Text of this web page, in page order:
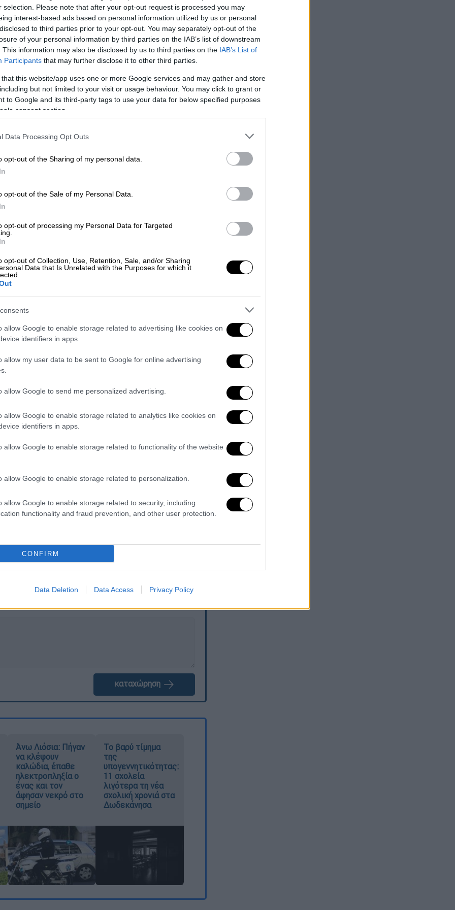
selection. Please note that after your opt-out request is processed you may
interest-based ads based on personal information utilized by us or personal
to third parties prior to your opt-out. You may separately opt-out of the
of your personal information by third parties on the IAB’s list of downstream
This information may also be disclosed by us to third parties on the IAB’s List of
Participants that may further disclose it to other third parties.
that this website/app uses one or more Google services and may gather and store
but not limited to your visit or usage behaviour. You may click to grant or
to Google and its third-party tags to use your data for below specified purposes
consent section.
Data Processing Opt Outs
opt-out of the Sharing of my personal data.
opt-out of the Sale of my Personal Data.
opt-out of processing my Personal Data for Targeted
opt-out of Collection, Use, Retention, Sale, and/or Sharing
Data that Is Unrelated with the Purposes for which it
allow Google to enable storage related to advertising like cookies on
identifiers in apps.
allow my user data to be sent to Google for online advertising
allow Google to send me personalized advertising.
allow Google to enable storage related to analytics like cookies on
identifiers in apps.
allow Google to enable storage related to functionality of the website
allow Google to enable storage related to personalization.
allow Google to enable storage related to security, including
functionality and fraud prevention, and other user protection.
CONFIRM
Data Deletion Data Access Privacy Policy
το ΕΘΝΟΣ στη Google
παγιδευμένο μεεκρηκτικά
άφιξή του, κατά την προειδοποίηση.
Ένας νεκρός και ζημιές σε μεγάλο
και όπως μεταδίδει το ΑΠΕ-ΜΠΕ,
με σημαία Λιβερίας. Έχει αγκυροβολήσει
(Ολλανδία). Δεν έχει προς το παρόν
την 9η Δεκεμβρίου, με προορισμό το
φτάσει το απόγευμα. Σύμφωνα με την
στο Αμβούργο (Γερμανία),
σημαία Σενεγάλης, στο οποίο εν
Η απειλή αποδείχθηκε μέρος
ναρκωτικών.
ΕΘΝΟΣ θα παρεμβαίνει και τα προσβλητικά σχόλια θα
καταχώρηση
Άνω Λιόσια: Πήγαν
να κλέψουν
καλώδια, έπαθε
ηλεκτροπληξία ο
ένας και τον
άφησαν νεκρό στο
σημείο
Το βαρύ τίμημα
της
υπογεννητικότητας:
11 σχολεία
λιγότερα τη νέα
σχολική χρονιά στα
Δωδεκάνησα